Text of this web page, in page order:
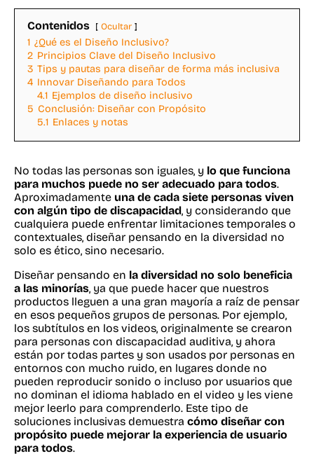
Contenidos Ocultar
1 ¿Qué es el Diseño Inclusivo?
2 Principios Clave del Diseño Inclusivo
3 Tips y pautas para diseñar de forma más inclusiva
4 Innovar Diseñando para Todos
4.1 Ejemplos de diseño inclusivo
5 Conclusión: Diseñar con Propósito
5.1 Enlaces y notas
No todas las personas son iguales, y lo que funciona
para muchos puede no ser adecuado para todos.
Aproximadamente una de cada siete personas viven
con algún tipo de discapacidad, y considerando que
cualquiera puede enfrentar limitaciones temporales o
contextuales, diseñar pensando en la diversidad no
solo es ético, sino necesario.
Diseñar pensando en la diversidad no solo beneficia
a las minorías, ya que puede hacer que nuestros
productos lleguen a una gran mayoría a raíz de pensar
en esos pequeños grupos de personas. Por ejemplo,
los subtítulos en los videos, originalmente se crearon
para personas con discapacidad auditiva, y ahora
están por todas partes y son usados por personas en
entornos con mucho ruido, en lugares donde no
pueden reproducir sonido o incluso por usuarios que
no dominan el idioma hablado en el video y les viene
mejor leerlo para comprenderlo. Este tipo de
soluciones inclusivas demuestra cómo diseñar con
propósito puede mejorar la experiencia de usuario
para todos.